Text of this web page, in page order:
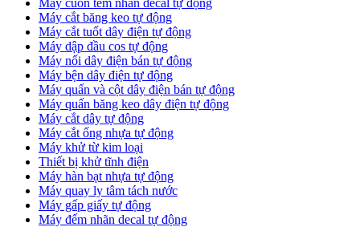
Máy cuốn tem nhãn decal tự động
Máy cắt băng keo tự động
Máy cắt tuốt dây điện tự động
Máy dập đầu cos tự động
Máy nối dây điện bán tự động
Máy bện dây điện tự động
Máy quấn và cột dây điện bán tự động
Máy quấn băng keo dây điện tự động
Máy cắt dây tự động
Máy cắt ống nhựa tự động
Máy khử từ kim loại
Thiết bị khử tĩnh điện
Máy hàn bạt nhựa tự động
Máy quay ly tâm tách nước
Máy gấp giấy tự động
Máy đếm nhãn decal tự động